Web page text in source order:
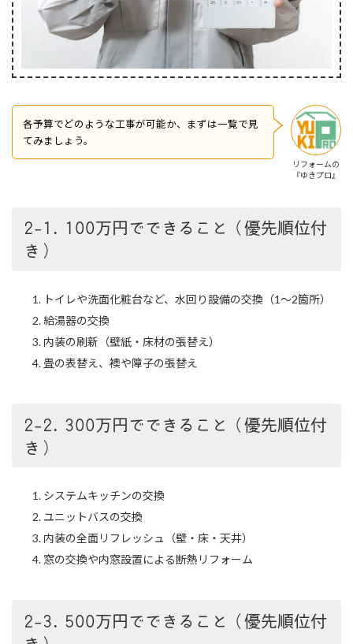
リフォームの
『ゆきプロ』
各予算でどのような工事が可能か、まずは一覧で見
てみましょう。
2-1. 100万円でできること（優先順位付
き）
トイレや洗面化粧台など、水回り設備の交換（1〜2箇所）
給湯器の交換
内装の刷新（壁紙・床材の張替え）
畳の表替え、襖や障子の張替え
2-2. 300万円でできること（優先順位付
き）
システムキッチンの交換
ユニットバスの交換
内装の全面リフレッシュ（壁・床・天井）
窓の交換や内窓設置による断熱リフォーム
2-3. 500万円でできること（優先順位付